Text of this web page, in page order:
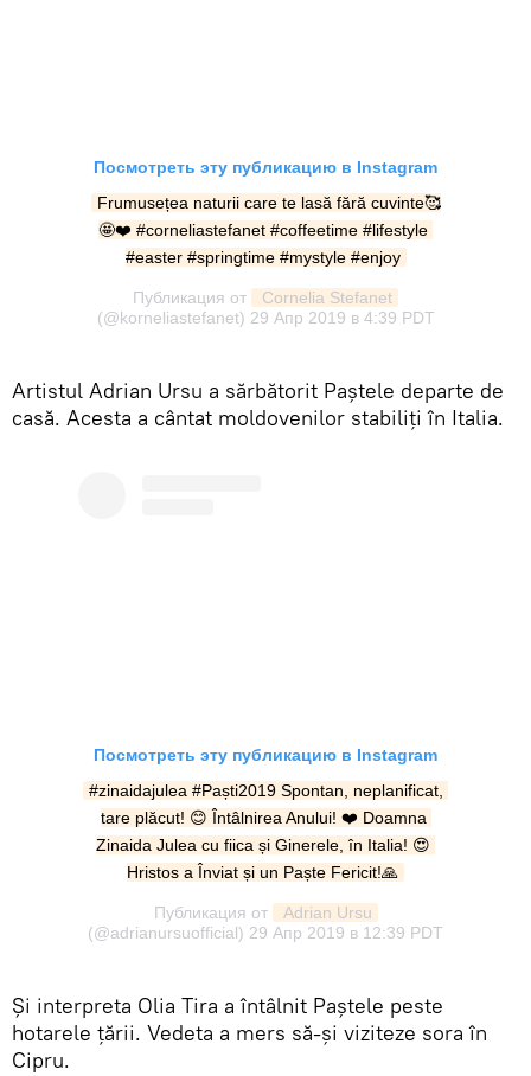
Посмотреть эту публикацию в Instagram
Frumusețea naturii care te lasă fără cuvinte🥰
🤩❤️ #corneliastefanet #coffeetime #lifestyle
#easter #springtime #mystyle #enjoy
Публикация от
Cornelia Stefanet
(@korneliastefanet) 29 Апр 2019 в 4:39 PDT
Artistul Adrian Ursu a sărbătorit Paştele departe de
casă. Acesta a cântat moldovenilor stabiliţi în Italia.
Посмотреть эту публикацию в Instagram
#zinaidajulea #Paști2019 Spontan, neplanificat,
tare plăcut! 😊 Întâlnirea Anului! ❤️ Doamna
Zinaida Julea cu fiica și Ginerele, în Italia! 😍
Hristos a Înviat și un Paște Fericit!🙏
Публикация от
Adrian Ursu
(@adrianursuofficial) 29 Апр 2019 в 12:39 PDT
Şi interpreta Olia Tira a întâlnit Paştele peste
hotarele ţării. Vedeta a mers să-şi viziteze sora în
Cipru.